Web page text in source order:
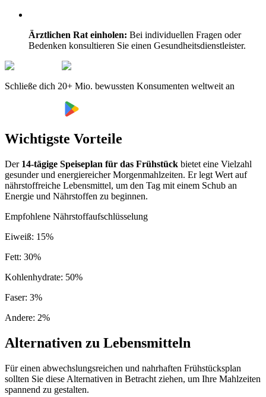
Ärztlichen Rat einholen: Bei individuellen Fragen oder
Bedenken konsultieren Sie einen Gesundheitsdienstleister.
Schließe dich 20+ Mio. bewussten Konsumenten weltweit an
Wichtigste Vorteile
Der 14-tägige Speiseplan für das Frühstück bietet eine Vielzahl
gesunder und energiereicher Morgenmahlzeiten. Er legt Wert auf
nährstoffreiche Lebensmittel, um den Tag mit einem Schub an
Energie und Nährstoffen zu beginnen.
Empfohlene Nährstoffaufschlüsselung
Eiweiß: 15%
Fett: 30%
Kohlenhydrate: 50%
Faser: 3%
Andere: 2%
Alternativen zu Lebensmitteln
Für einen abwechslungsreichen und nahrhaften Frühstücksplan
sollten Sie diese Alternativen in Betracht ziehen, um Ihre Mahlzeiten
spannend zu gestalten.